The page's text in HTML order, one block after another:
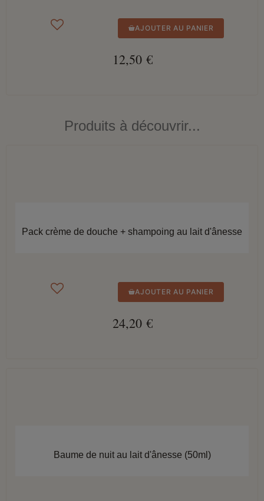
AJOUTER AU PANIER
12,50 €
Produits à découvrir...
Pack crème de douche + shampoing au lait d'ânesse
AJOUTER AU PANIER
24,20 €
Baume de nuit au lait d'ânesse (50ml)